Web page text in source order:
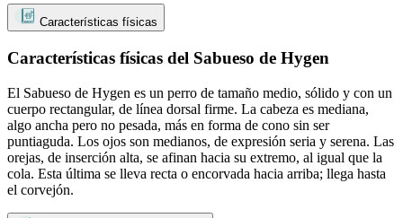
Características físicas
Características físicas del Sabueso de Hygen
El Sabueso de Hygen es un perro de tamaño medio, sólido y con un
cuerpo rectangular, de línea dorsal firme. La cabeza es mediana,
algo ancha pero no pesada, más en forma de cono sin ser
puntiaguda. Los ojos son medianos, de expresión seria y serena. Las
orejas, de inserción alta, se afinan hacia su extremo, al igual que la
cola. Esta última se lleva recta o encorvada hacia arriba; llega hasta
el corvejón.